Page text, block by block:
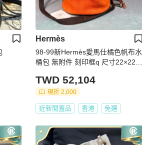
Hermès
98-99新Hermès愛馬仕橘色帆布水
桶包 無附件 刻印框q 尺寸22×22×2
TWD 52,104
現折 2,000
近新閒置品 香港 免運